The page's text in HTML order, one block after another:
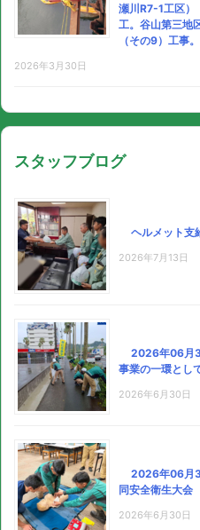
瀬川R7-1工区）
工。谷山第三地
（その9）工事。
2026年3月30日
スタッフブログ
ヘルメット支
2026年7月13日
2026年06月
事業の一環とし
2026年6月30日
2026年06月
同安全衛生大会
2026年6月30日